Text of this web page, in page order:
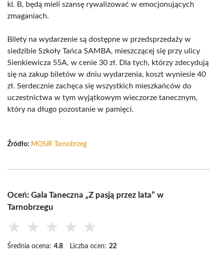
kl. B, będą mieli szansę rywalizować w emocjonujących
zmaganiach.
Bilety na wydarzenie są dostępne w przedsprzedaży w
siedzibie Szkoły Tańca SAMBA, mieszczącej się przy ulicy
Sienkiewicza 55A, w cenie 30 zł. Dla tych, którzy zdecydują
się na zakup biletów w dniu wydarzenia, koszt wyniesie 40
zł. Serdecznie zachęca się wszystkich mieszkańców do
uczestnictwa w tym wyjątkowym wieczorze tanecznym,
który na długo pozostanie w pamięci.
Źródło: MOSiR Tarnobrzeg
Oceń: Gala Taneczna „Z pasją przez lata” w
Tarnobrzegu
★ ★ ★ ★ ★
Średnia ocena: 4.8 Liczba ocen: 22